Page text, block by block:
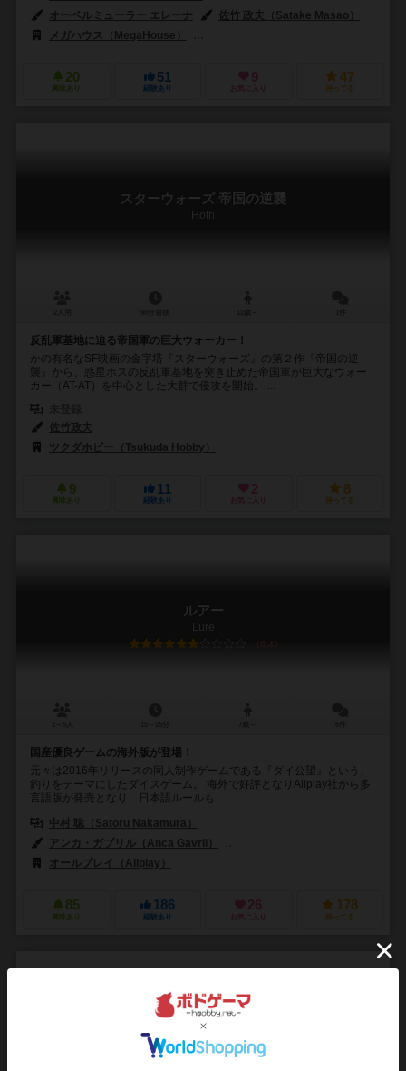
オーベルミューラー エレーナ
佐竹 政夫（Satake Masao）
メガハウス（MegaHouse）
20
興味あり
51
経験あり
9
お気に入り
47
持ってる
スターウォーズ 帝国の逆襲
Hoth
反乱軍基地に迫る帝国軍の巨大ウォーカー！
かの有名なSF映画の金字塔『スターウォーズ』の第２作『帝国の逆
襲』から、惑星ホスの反乱軍基地を突き止めた帝国軍が巨大なウォー
カー（AT-AT）を中心とした大群で侵攻を開始。 ...
佐竹政夫
ツクダホビー（Tsukuda Hobby）
9
興味あり
11
経験あり
2
お気に入り
8
持ってる
ルアー
Lure
6.4
国産優良ゲームの海外版が登場！
元々は2016年リリースの同人制作ゲームである『ダイ公望』という、
釣りをテーマにしたダイスゲーム。 海外で好評となりAllplay社から多
言語版が発売となり、日本語ルールも...
中村 聡（Satoru Nakamura）
アンカ・ガブリル（Anca Gavril）
オールプレイ（Allplay）
85
興味あり
186
経験あり
26
お気に入り
178
持ってる
秀才コースゲーム けいさん
Beat the 8 Ball / Schlag den 8er Spiel
6.1